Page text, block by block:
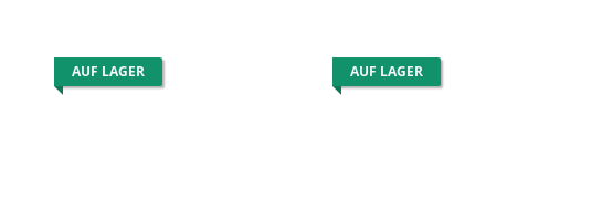
AUF LAGER AUF LAGER